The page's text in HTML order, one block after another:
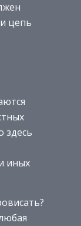
цепь
здесь
иных